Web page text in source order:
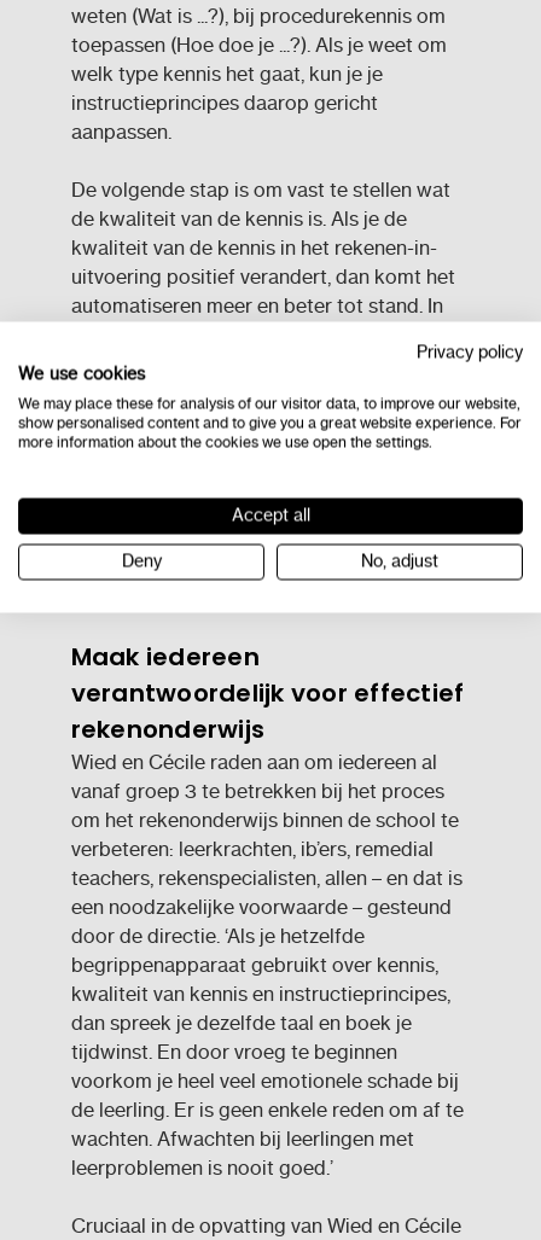
weten (Wat is ...?), bij procedurekennis om
toepassen (Hoe doe je ...?). Als je weet om
welk type kennis het gaat, kun je je
instructieprincipes daarop gericht
aanpassen.
De volgende stap is om vast te stellen wat
de kwaliteit van de kennis is. Als je de
kwaliteit van de kennis in het rekenen-in-
uitvoering positief verandert, dan komt het
automatiseren meer en beter tot stand. In
voornamelijk belangrijk om eerst de
kwaliteit te verbeteren, voordat je de kennis
uitbreidt naar andere contexten of het
tempo verhoogt. ‘Ga niet het tempo
goed gaat, dat is desastreus. Fouten hebben
geen enkele zin. Als kinderen met
leerproblemen leren van fouten, zouden ze
Maak iedereen
verantwoordelijk voor effectief
rekenonderwijs
Wied en Cécile raden aan om iedereen al
vanaf groep 3 te betrekken bij het proces
om het rekenonderwijs binnen de school te
verbeteren: leerkrachten, ib’ers, remedial
teachers, rekenspecialisten, allen – en dat is
een noodzakelijke voorwaarde – gesteund
door de directie. ‘Als je hetzelfde
begrippenapparaat gebruikt over kennis,
kwaliteit van kennis en instructieprincipes,
dan spreek je dezelfde taal en boek je
tijdwinst. En door vroeg te beginnen
voorkom je heel veel emotionele schade bij
de leerling. Er is geen enkele reden om af te
wachten. Afwachten bij leerlingen met
leerproblemen is nooit goed.’
Cruciaal in de opvatting van Wied en Cécile
Privacy policy
We use cookies
We may place these for analysis of our visitor data, to improve our website,
show personalised content and to give you a great website experience. For
more information about the cookies we use open the settings.
Accept all
Deny No, adjust